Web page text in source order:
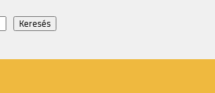
Keresés